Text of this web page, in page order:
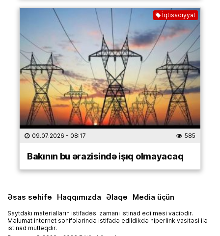
İqtisadiyyat
09.07.2026 - 08:17 585
Bakının bu ərazisində işıq olmayacaq
Əsas səhifə Haqqımızda Əlaqə Media üçün
Saytdakı materialların istifadəsi zamanı istinad edilməsi vacibdir.
Məlumat internet səhifələrində istifadə edildikdə hiperlink vasitəsi ilə
istinad mütləqdir.